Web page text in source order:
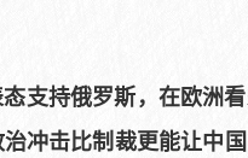
支持俄罗斯，在欧洲
冲击比制裁更能让中国